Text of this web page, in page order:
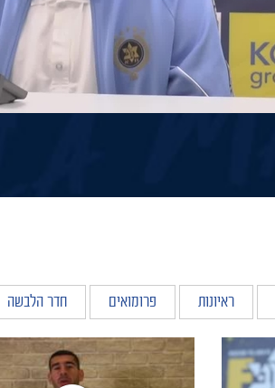
ראיונות פרומואים חדר הלבשה